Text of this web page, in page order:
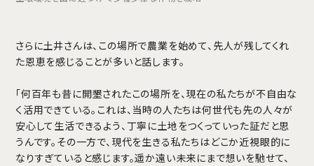
さらに土井さんは、この場所で農業を始めて、先人が残してくれ
た恩恵を感じることが多いと話します。
「何百年も昔に開墾されたこの場所を、現在の私たちが不自由な
く活用できている。これは、当時の人たちは何世代も先の人々が
安心して生活できるよう、丁寧に土地をつくっていった証だと思
うんです。その一方で、現代を生きる私たちはどこか近視眼的に
なりすぎていると感じます。遥か遠い未来にまで想いを馳せて、